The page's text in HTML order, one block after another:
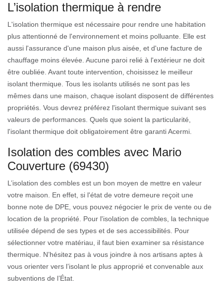
L’isolation thermique à rendre
L'isolation thermique est nécessaire pour rendre une habitation
plus attentionné de l'environnement et moins polluante. Elle est
aussi l'assurance d'une maison plus aisée, et d'une facture de
chauffage moins élevée. Aucune paroi relié à l'extérieur ne doit
être oubliée. Avant toute intervention, choisissez le meilleur
isolant thermique. Tous les isolants utilisés ne sont pas les
mêmes dans une maison, chaque isolant disposent de différentes
propriétés. Vous devrez préférez l'isolant thermique suivant ses
valeurs de performances. Quels que soient la particularité,
l'isolant thermique doit obligatoirement être garanti Acermi.
Isolation des combles avec Mario
Couverture (69430)
L’isolation des combles est un bon moyen de mettre en valeur
votre maison. En effet, si l'état de votre demeure reçoit une
bonne note de DPE, vous pouvez négocier le prix de vente ou de
location de la propriété. Pour l'isolation de combles, la technique
utilisée dépend de ses types et de ses accessibilités. Pour
sélectionner votre matériau, il faut bien examiner sa résistance
thermique. N’hésitez pas à vous joindre à nos artisans aptes à
vous orienter vers l’isolant le plus approprié et convenable aux
subventions de l’État.